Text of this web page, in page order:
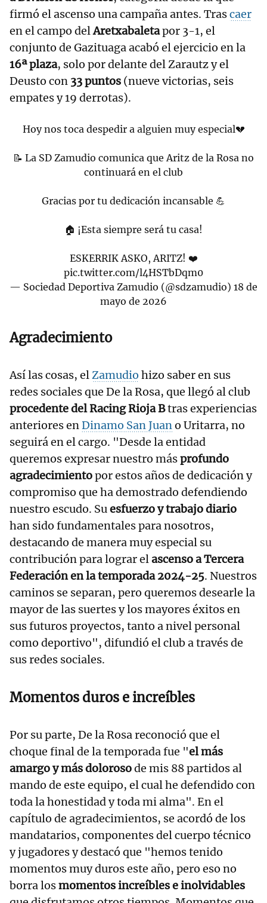
firmó el ascenso una campaña antes. Trascaer
en el campo delAretxabaletapor 3-1, el
conjunto de Gazituaga acabó el ejercicio en la
16ª plaza, solo por delante del Zarautz y el
Deusto con 33 puntos (nueve victorias, seis
empates y 19 derrotas).
Hoy nos toca despedir a alguien muy especial💔
📝 La SD Zamudio comunica que Aritz de la Rosa no
continuará en el club
Gracias por tu dedicación incansable 💪
🏠 ¡Esta siempre será tu casa!
ESKERRIK ASKO, ARITZ! ❤️
pic.twitter.com/l4HSTbDqm0
— Sociedad Deportiva Zamudio (@sdzamudio) 18 de
mayo de 2026
Agradecimiento
Así las cosas, elZamudio hizo saber en sus
redes sociales que De la Rosa, que llegó al club
procedente del Racing Rioja Btras experiencias
anteriores enDinamo San Juano Uritarra, no
seguirá en el cargo. "Desde la entidad
queremos expresar nuestro másprofundo
agradecimientopor estos años de dedicación y
compromiso que ha demostrado defendiendo
nuestro escudo. Suesfuerzo y trabajo diario
han sido fundamentales para nosotros,
destacando de manera muy especial su
contribución para lograr elascenso a Tercera
Federación en la temporada 2024-25. Nuestros
caminos se separan, pero queremos desearle la
mayor de las suertes y los mayores éxitos en
sus futuros proyectos, tanto a nivel personal
como deportivo", difundió el club a través de
sus redes sociales.
Momentos duros e increíbles
Por su parte, De la Rosa reconoció que el
choque final de la temporada fue "el más
amargo y más dolorosode mis 88 partidos al
mando de este equipo, el cual he defendido con
toda la honestidad y toda mi alma". En el
capítulo de agradecimientos, se acordó de los
mandatarios, componentes del cuerpo técnico
y jugadores y destacó que "hemos tenido
momentos muy duros este año, pero eso no
borra losmomentos increíbles e inolvidables